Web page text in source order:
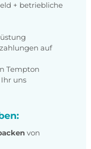
+ betriebliche
auf
Tempton
uns
von